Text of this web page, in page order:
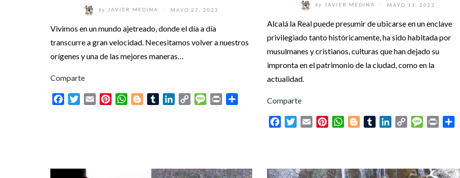
by JAVIER MEDINA MAYO 27, 2023
Vivimos en un mundo ajetreado, donde el día a día
transcurre a gran velocidad. Necesitamos volver a nuestros
orígenes y una de las mejores maneras…
Comparte
FacebookTwitterEmail PinterestWhatsAppBloggerTumblrLinkedIn
Copy
Message
Print Compartir
by JAVIER MEDINA MAYO 11, 2023
Alcalá la Real puede presumir de ubicarse en un enclave
privilegiado tanto históricamente, ha sido habitada por
musulmanes y cristianos, culturas que han dejado su
impronta en el patrimonio de la ciudad, como en la
actualidad.
Comparte
FacebookTwitterEmail PinterestWhatsAppBloggerTumblrLinkedIn
Copy Message
Print